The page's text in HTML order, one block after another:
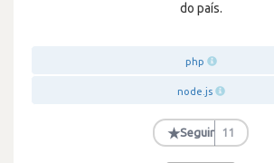
do país.
php
node.js
★Seguir 11